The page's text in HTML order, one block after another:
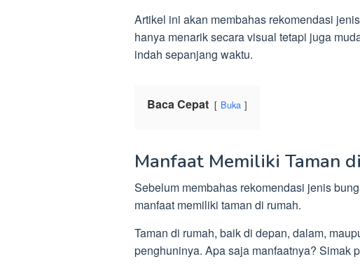
Artikel ini akan membahas rekomendasi
hanya menarik secara visual tetapi juga
indah sepanjang waktu.
Baca Cepat Buka
Manfaat Memiliki Taman
Sebelum membahas rekomendasi jenis
manfaat memiliki taman di rumah.
Taman di rumah, baik di depan, dalam,
penghuninya. Apa saja manfaatnya? Simak